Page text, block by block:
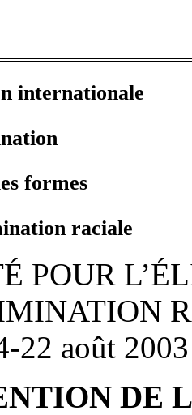
internationale
formes
raciale
POUR
août 2003
DE